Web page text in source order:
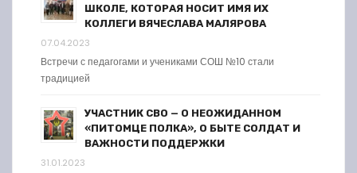
ШКОЛЕ, КОТОРАЯ НОСИТ ИМЯ ИХ
КОЛЛЕГИ ВЯЧЕСЛАВА МАЛЯРОВА
07.04.2023
Встречи с педагогами и учениками СОШ №10 стали
традицией
УЧАСТНИК СВО — О НЕОЖИДАННОМ
«ПИТОМЦЕ ПОЛКА», О БЫТЕ СОЛДАТ И
ВАЖНОСТИ ПОДДЕРЖКИ
31.01.2023